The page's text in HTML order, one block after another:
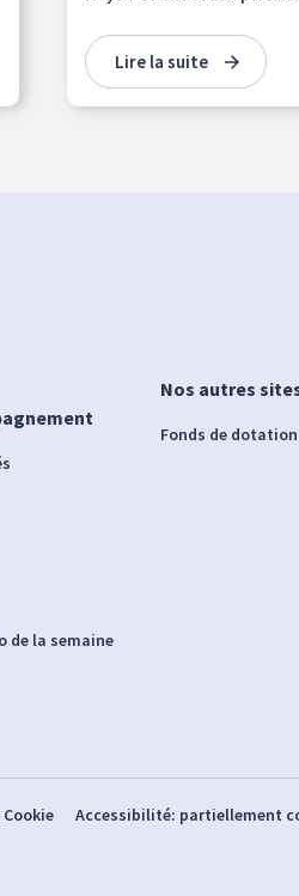
Lire la suite
de la semaine
Nos autres
Fonds de dotation
Accessibilité: partiellement